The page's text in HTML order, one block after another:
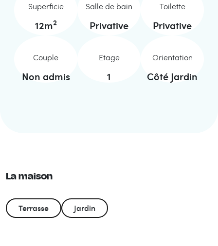
Superficie
12m2
Salle de bain
Privative
Toilette
Privative
Couple
Non admis
Etage
1
Orientation
Côté Jardin
La maison
Terrasse Jardin